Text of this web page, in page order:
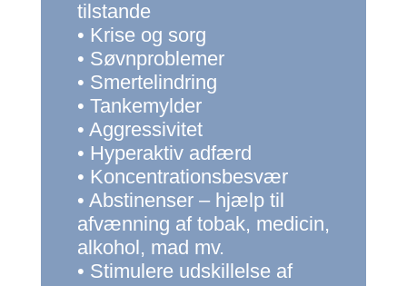
tilstande
• Krise og sorg
• Søvnproblemer
• Smertelindring
• Tankemylder
• Aggressivitet
• Hyperaktiv adfærd
• Koncentrationsbesvær
• Abstinenser – hjælp til
afvænning af tobak, medicin,
alkohol, mad mv.
• Stimulere udskillelse af